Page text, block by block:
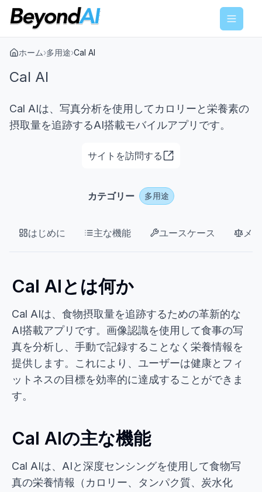
Menu
ホーム›多用途›Cal AI
Cal AI
Cal AIは、写真分析を使用してカロリーと栄養素の
摂取量を追跡するAI搭載モバイルアプリです。
サイトを訪問する
カテゴリー 多用途
はじめに 主な機能 ユースケース メ
Cal AIとは何か
Cal AIは、食物摂取量を追跡するための革新的な
AI搭載アプリです。画像認識を使用して食事の写
真を分析し、手動で記録することなく栄養情報を
提供します。これにより、ユーザーは健康とフィ
ットネスの目標を効率的に達成することができま
す。
Cal AIの主な機能
Cal AIは、AIと深度センシングを使用して食物写
真の栄養情報（カロリー、タンパク質、炭水化